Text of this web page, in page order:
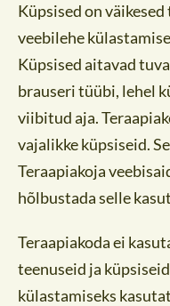
Küpsised on
veebilehe
Küpsised aitavad
brauseri tüübi, lehel
viibitud aja.
vajalikke küpsiseid.
Teraapiakoja
hõlbustada selle
Teraapiakoda ei
teenuseid ja
külastamiseks